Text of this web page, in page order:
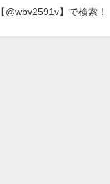
【@wbv2591v】で検索！